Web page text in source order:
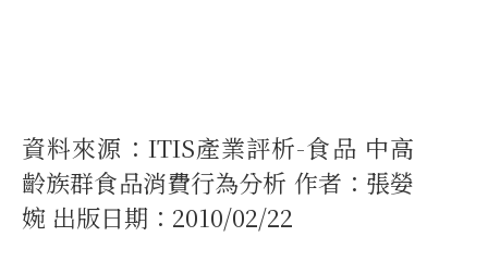
資料來源：ITIS產業評析-食品 中高
齡族群食品消費行為分析 作者：張嫈
婉 出版日期：2010/02/22